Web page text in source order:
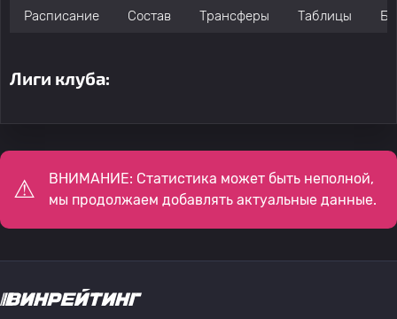
Расписание Состав Трансферы Таблицы
Лиги клуба:
ВНИМАНИЕ: Статистика может быть неполной,
мы продолжаем добавлять актуальные данные.